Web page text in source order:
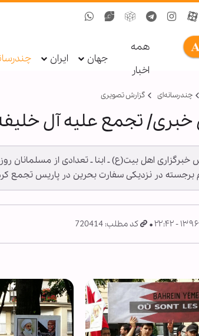
همه
اخبار
جهان ایران
چندرسانه‌ای گزارش تصويری
تجمع علیه آل
خبرگزاری اهل بیت(ع) ـ ابنا ـ تعدادی از مسلمانان
برجسته در نزدیکی سفارت بحرین در پاریس تجمع
کد مطلب: 720414